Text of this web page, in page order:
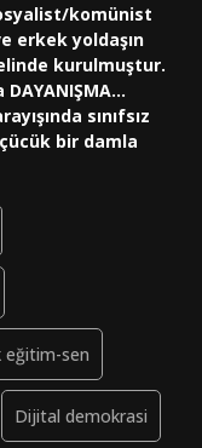
komünist
erkek yoldaşın
kurulmuştur.
sınıfsız
bir damla
eğitim-sen
Dijital demokrasi